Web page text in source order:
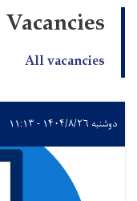
Vacancies
All vacancies
دوشنبه ۱۴۰۴/۸/۲۶ - ۱۱:۱۳